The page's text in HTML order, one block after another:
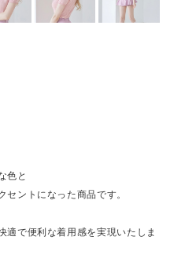
色と
ントになった商品です。
適で便利な着用感を実現いたしま